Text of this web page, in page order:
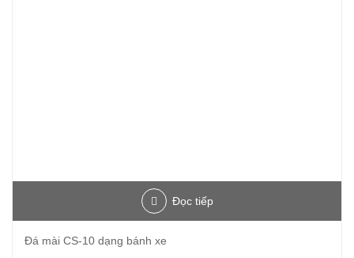
Đọc tiếp
Đá mài CS-10 dạng bánh xe